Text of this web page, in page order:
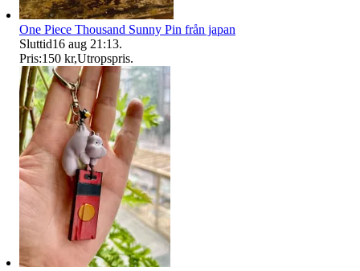
One Piece Thousand Sunny Pin från japan
Sluttid16 aug 21:13.
Pris:150 kr,Utropspris.